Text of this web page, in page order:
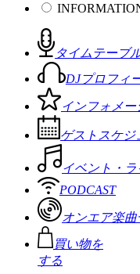
タイムテーブ
DJプロフィ
インフォメー
ゲストスケジ
イベント・ラ
PODCAST
オンエア楽曲
買い物を
する